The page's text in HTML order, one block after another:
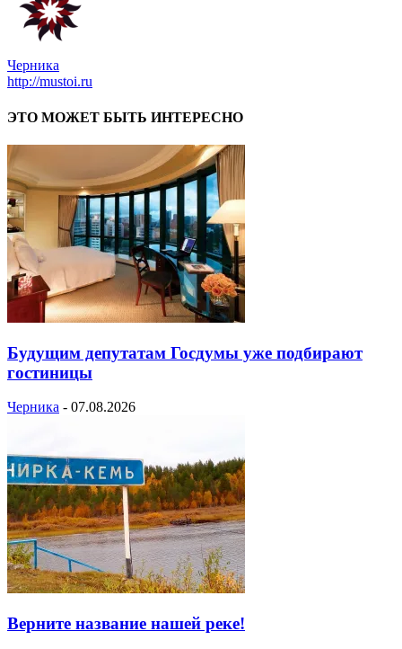
Черника
http://mustoi.ru
ЭТО МОЖЕТ БЫТЬ ИНТЕРЕСНО
Будущим депутатам Госдумы уже подбирают
гостиницы
Черника - 07.08.2026
Верните название нашей реке!